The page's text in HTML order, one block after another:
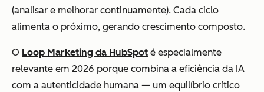
(analisar e melhorar continuamente). Cada ciclo
alimenta o próximo, gerando crescimento composto.
O Loop Marketing da HubSpot é especialmente
relevante em 2026 porque combina a eficiência da IA
com a autenticidade humana — um equilíbrio crítico